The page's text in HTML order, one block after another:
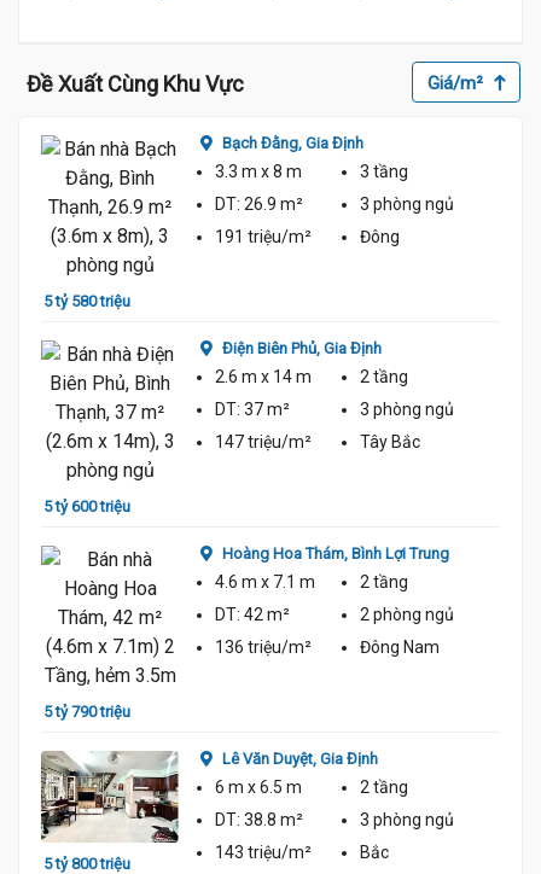
Đề Xuất Cùng Khu Vực Giá/m²
5 tỷ 580 triệu
Bạch Đằng, Gia Định
3.3 m x 8 m
3 tầng
DT: 26.9 m² 3 phòng ngủ
191 triệu/m²
Đông
5 tỷ 600 triệu
Điện Biên Phủ, Gia Định
2.6 m x 14 m
2 tầng
DT: 37 m² 3 phòng ngủ
147 triệu/m²
Tây Bắc
5 tỷ 790 triệu
Hoàng Hoa Thám, Bình Lợi Trung
4.6 m x 7.1 m
2 tầng
DT: 42 m² 2 phòng ngủ
136 triệu/m²
Đông Nam
5 tỷ 800 triệu
Lê Văn Duyệt, Gia Định
6 m x 6.5 m
2 tầng
DT: 38.8 m² 3 phòng ngủ
143 triệu/m²
Bắc